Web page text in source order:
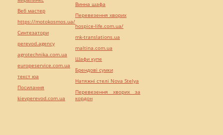
Веб мастер
https://motokosmos.ua/
Синтезатори
perevod.agency
agrotechnika.com.ua
europeservice.com.ua
текст юа
Посилання
kievperevod.com.ua
Винна шафа
Перевезення хворих
hospice-life.com.ua/
mk-translations.ua
maltina.com.ua
Шафи купе
Брендові сумки
Натяжні стелі Nova Stelya
Перевезення хворих за
кордон